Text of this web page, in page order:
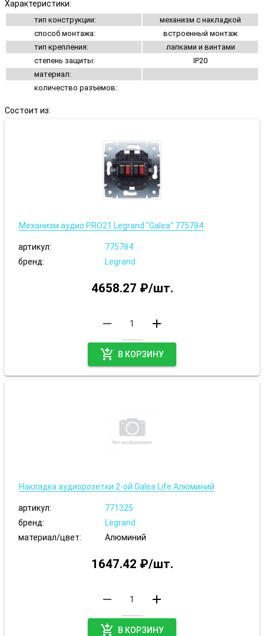
Характеристики:
тип конструкции:
механизм с накладкой
способ монтажа:
встроенный монтаж
тип крепления:
лапками и винтами
степень защиты:
IP20
материал:
количество разъемов:
Состоит из:
Механизм аудио PRO21 Legrand "Galea" 775784
артикул:
775784
бренд:
Legrand
4658.27 ₽/шт.
remove add
add_shopping_cart В КОРЗИНУ
Накладка аудиорозетки 2-ой Galea Life Алюминий
артикул:
771325
бренд:
Legrand
материал/цвет:
Алюминий
1647.42 ₽/шт.
remove add
add_shopping_cart В КОРЗИНУ